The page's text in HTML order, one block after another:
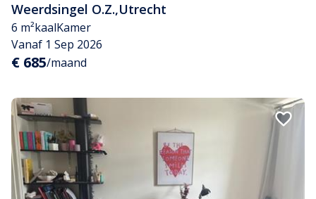
Weerdsingel O.Z.,Utrecht
6 m²kaalKamer
Vanaf 1 Sep 2026
€ 685/maand